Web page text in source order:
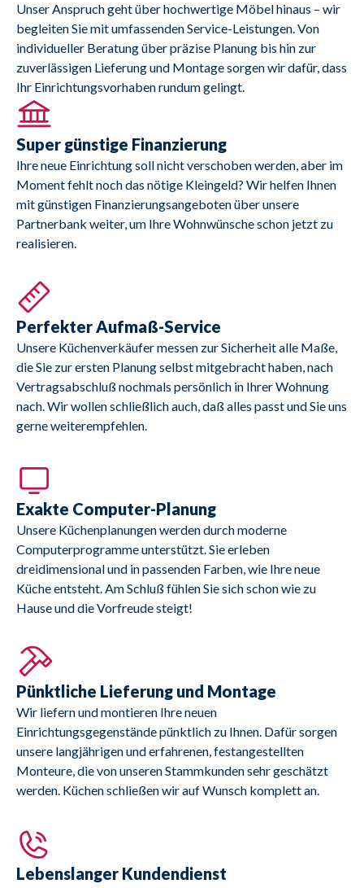
Unser Anspruch geht über hochwertige Möbel hinaus – wir
begleiten Sie mit umfassenden Service-Leistungen. Von
individueller Beratung über präzise Planung bis hin zur
zuverlässigen Lieferung und Montage sorgen wir dafür, dass
Ihr Einrichtungsvorhaben rundum gelingt.
Super günstige Finanzierung
Ihre neue Einrichtung soll nicht verschoben werden, aber im
Moment fehlt noch das nötige Kleingeld? Wir helfen Ihnen
mit günstigen Finanzierungsangeboten über unsere
Partnerbank weiter, um Ihre Wohnwünsche schon jetzt zu
realisieren.
Perfekter Aufmaß-Service
Unsere Küchenverkäufer messen zur Sicherheit alle Maße,
die Sie zur ersten Planung selbst mitgebracht haben, nach
Vertragsabschluß nochmals persönlich in Ihrer Wohnung
nach. Wir wollen schließlich auch, daß alles passt und Sie uns
gerne weiterempfehlen.
Exakte Computer-Planung
Unsere Küchenplanungen werden durch moderne
Computerprogramme unterstützt. Sie erleben
dreidimensional und in passenden Farben, wie Ihre neue
Küche entsteht. Am Schluß fühlen Sie sich schon wie zu
Hause und die Vorfreude steigt!
Pünktliche Lieferung und Montage
Wir liefern und montieren Ihre neuen
Einrichtungsgegenstände pünktlich zu Ihnen. Dafür sorgen
unsere langjährigen und erfahrenen, festangestellten
Monteure, die von unseren Stammkunden sehr geschätzt
werden. Küchen schließen wir auf Wunsch komplett an.
Lebenslanger Kundendienst